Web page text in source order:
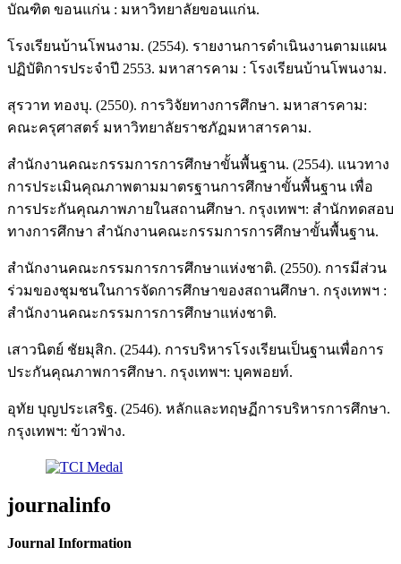
บัณฑิต ขอนแก่น : มหาวิทยาลัยขอนแก่น.
โรงเรียนบ้านโพนงาม. (2554). รายงานการดำเนินงานตามแผน
ปฏิบัติการประจำปี 2553. มหาสารคาม : โรงเรียนบ้านโพนงาม.
สุรวาท ทองบุ. (2550). การวิจัยทางการศึกษา. มหาสารคาม:
คณะครุศาสตร์ มหาวิทยาลัยราชภัฏมหาสารคาม.
สำนักงานคณะกรรมการการศึกษาขั้นพื้นฐาน. (2554). แนวทาง
การประเมินคุณภาพตามมาตรฐานการศึกษาขั้นพื้นฐาน เพื่อ
การประกันคุณภาพภายในสถานศึกษา. กรุงเทพฯ: สำนักทดสอบ
ทางการศึกษา สำนักงานคณะกรรมการการศึกษาขั้นพื้นฐาน.
สำนักงานคณะกรรมการการศึกษาแห่งชาติ. (2550). การมีส่วน
ร่วมของชุมชนในการจัดการศึกษาของสถานศึกษา. กรุงเทพฯ :
สำนักงานคณะกรรมการการศึกษาแห่งชาติ.
เสาวนิตย์ ชัยมุสิก. (2544). การบริหารโรงเรียนเป็นฐานเพื่อการ
ประกันคุณภาพการศึกษา. กรุงเทพฯ: บุคพอยท์.
อุทัย บุญประเสริฐ. (2546). หลักและทฤษฏีการบริหารการศึกษา.
กรุงเทพฯ: ข้าวฟ่าง.
journalinfo
Journal Information